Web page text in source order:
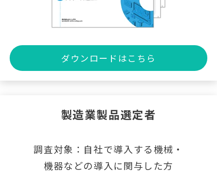
ダウンロードはこちら
製造業製品選定者
調査対象：自社で導入する機械・
機器などの導入に関与した方